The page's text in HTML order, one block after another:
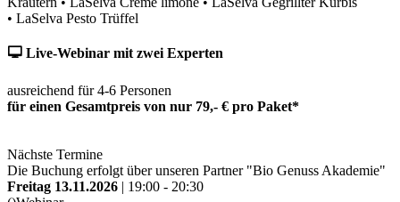
• LaSelva Pesto Trüffel
🖵 Live-Webinar mit zwei Experten
ausreichend für 4-6 Personen
für einen Gesamtpreis von nur 79,- € pro Paket*
Nächste Termine
Die Buchung erfolgt über unseren Partner "Bio Genuss Akademie"
Freitag 13.11.2026 | 19:00 - 20:30